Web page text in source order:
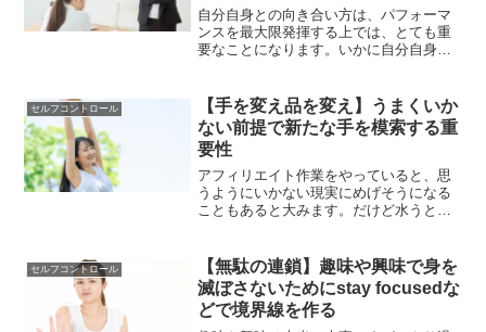
自分自身との向き合い方は、パフォーマ
ンスを最大限発揮する上では、とても重
要なことになります。いかに自分自身と
同じ事が言えるし、会社での上司と部下
の関係性にも同じ事が言えます。
セルフコントロール
【手を変え品を変え】うまくいか
ない前提で新たな手を模索する重
要性
アフィリエイト作業をやっていると、思
うようにいかない現実にめげそうになる
こともあると大みます。だけど水うとき
しい手法に取り組むことは必要不可欠で
す。
セルフコントロール
【無駄の連鎖】趣味や興味で身を
滅ぼさないためにstay focusedな
どで境界線を作る